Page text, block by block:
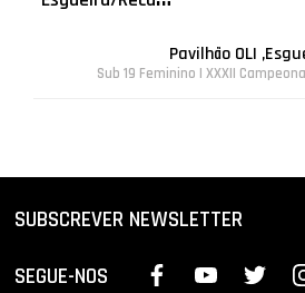
Pavilhão OLI
Sub 19 Feminino | XXXII
SUBSCREVER NEWSLETTER
SEGUE-NOS